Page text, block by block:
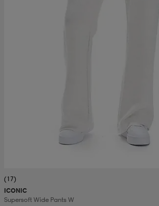
(17)
ICONIC
Supersoft Wide Pants W